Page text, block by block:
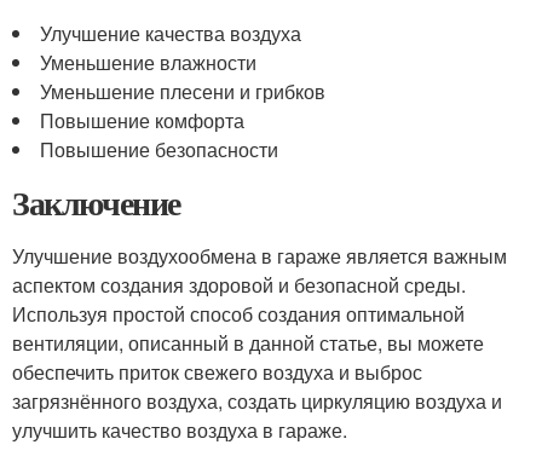
Улучшение качества воздуха
Уменьшение влажности
Уменьшение плесени и грибков
Повышение комфорта
Повышение безопасности
Заключение
Улучшение воздухообмена в гараже является важным
аспектом создания здоровой и безопасной среды.
Используя простой способ создания оптимальной
вентиляции, описанный в данной статье, вы можете
обеспечить приток свежего воздуха и выброс
загрязнённого воздуха, создать циркуляцию воздуха и
улучшить качество воздуха в гараже.